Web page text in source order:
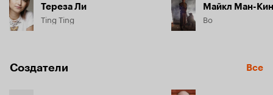
Тереза Ли
Ting Ting
Майкл Ман-
Bo
Создатели Все